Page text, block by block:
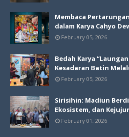
Membaca
dalam Karya Cahyo
February 05, 2026
Bedah Karya
Kesadaran Batin
February 05, 2026
Sirisihin: Madiun
Ekosistem, dan
February 01, 2026